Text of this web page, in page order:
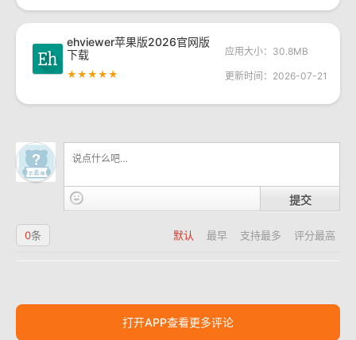
ehviewer苹果版2026官网版
下载
★★★★★
应用大小：30.8MB
更新时间：2026-07-21
提交
默认 最早 支持最多 评分最高
0条
打开APP查看更多评论